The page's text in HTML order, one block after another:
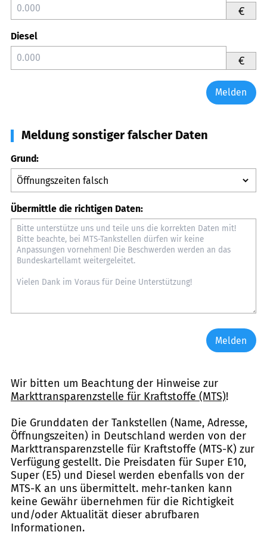
€
Diesel
€
Melden
Meldung sonstiger falscher Daten
Grund:
Übermittle die richtigen Daten:
Melden
Wir bitten um Beachtung der Hinweise zur
Markttransparenzstelle für Kraftstoffe (MTS)!
Die Grunddaten der Tankstellen (Name, Adresse,
Öffnungszeiten) in Deutschland werden von der
Markttransparenzstelle für Kraftstoffe (MTS-K) zur
Verfügung gestellt. Die Preisdaten für Super E10,
Super (E5) und Diesel werden ebenfalls von der
MTS-K an uns übermittelt. mehr-tanken kann
keine Gewähr übernehmen für die Richtigkeit
und/oder Aktualität dieser abrufbaren
Informationen.